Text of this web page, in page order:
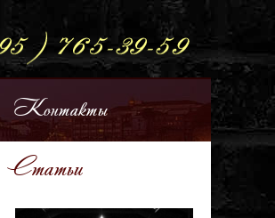
Контакты
Статьи